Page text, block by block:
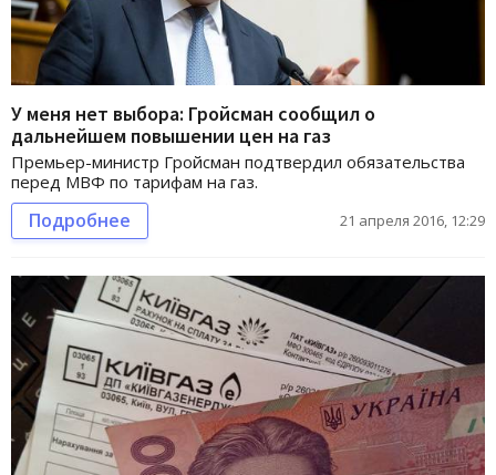
У меня нет выбора: Гройсман сообщил о
дальнейшем повышении цен на газ
Премьер-министр Гройсман подтвердил обязательства
перед МВФ по тарифам на газ.
Подробнее 21 апреля 2016, 12:29